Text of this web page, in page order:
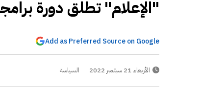
"الإعلام" تطلق دورة
Add as Preferred Source on Google
الأربعاء 21 سبتمبر 2022 السياسة